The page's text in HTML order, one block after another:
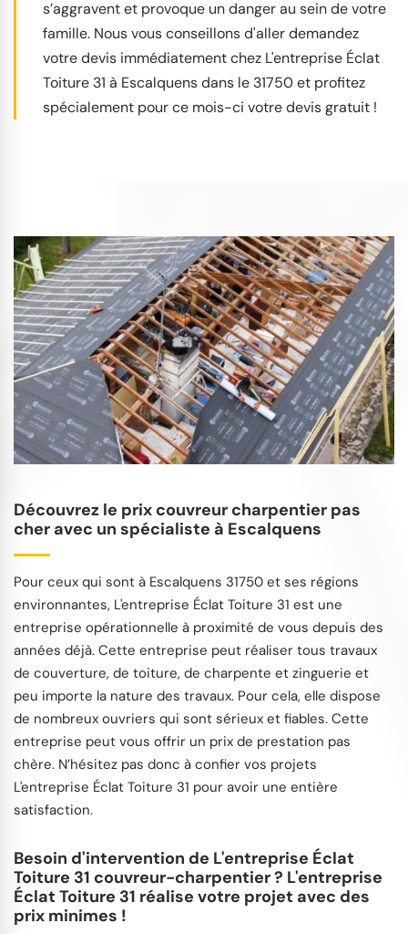
s’aggravent et provoque un danger au sein de votre
famille. Nous vous conseillons d'aller demandez
votre devis immédiatement chez L'entreprise Éclat
Toiture 31 à Escalquens dans le 31750 et profitez
spécialement pour ce mois-ci votre devis gratuit !
Découvrez le prix couvreur charpentier pas
cher avec un spécialiste à Escalquens
Pour ceux qui sont à Escalquens 31750 et ses régions
environnantes, L'entreprise Éclat Toiture 31 est une
entreprise opérationnelle à proximité de vous depuis des
années déjà. Cette entreprise peut réaliser tous travaux
de couverture, de toiture, de charpente et zinguerie et
peu importe la nature des travaux. Pour cela, elle dispose
de nombreux ouvriers qui sont sérieux et fiables. Cette
entreprise peut vous offrir un prix de prestation pas
chère. N’hésitez pas donc à confier vos projets
L'entreprise Éclat Toiture 31 pour avoir une entière
satisfaction.
Besoin d'intervention de L'entreprise Éclat
Toiture 31 couvreur-charpentier ? L'entreprise
Éclat Toiture 31 réalise votre projet avec des
prix minimes !